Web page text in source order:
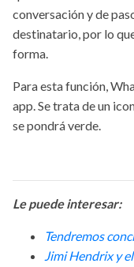
conversación y de
destinatario, por lo
forma.
Para esta función,
app. Se trata de un
se pondrá verde.
Le puede interesar:
Tendremos
Jimi Hendrix y